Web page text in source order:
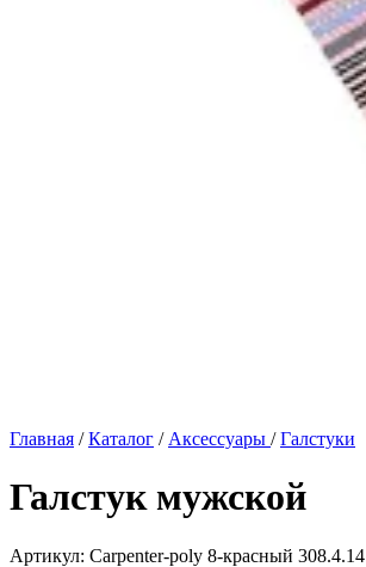
Главная / Каталог / Аксессуары / Галстуки
Галстук мужской
Артикул: Carpenter-poly 8-красный 308.4.14